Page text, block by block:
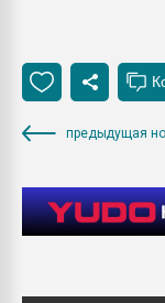
предыдущая